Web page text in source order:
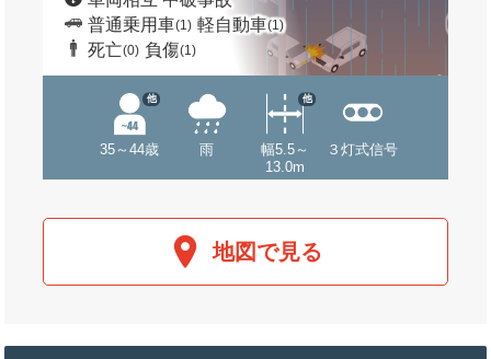
普通乗用車(1) 軽自動車(1)
死亡(0) 負傷(1)
35～44歳
他
雨
幅5.5～
13.0m
他
３灯式信号
地図で見る